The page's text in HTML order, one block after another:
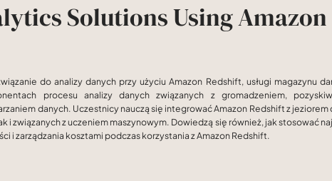
Solutions Using Amazon
do analizy danych przy użyciu Amazon Redshift, usługi magazynu
procesu analizy danych związanych z gromadzeniem,
danych. Uczestnicy nauczą się integrować Amazon Redshift z jeziorem
i związanych z uczeniem maszynowym. Dowiedzą się również, jak stosować
i zarządzania kosztami podczas korzystania z Amazon Redshift.